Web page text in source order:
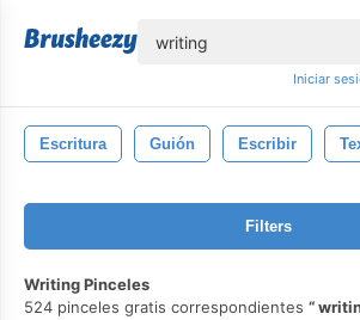
Iniciar
Escritura Guión Escribir
Filters
Writing Pinceles
524 pinceles gratis correspondientes